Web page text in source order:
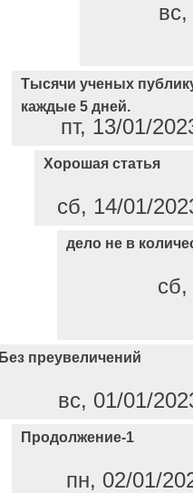
Тысячи ученых
каждые 5 дней.
пт, 13/01/
Хорошая статья
сб, 14/01/
дело не в
Без преувеличений
вс, 01/01/
Продолжение-1
пн, 02/01/